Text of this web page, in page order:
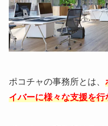
ポコチャの事務所とは、
イバーに様々な支援を